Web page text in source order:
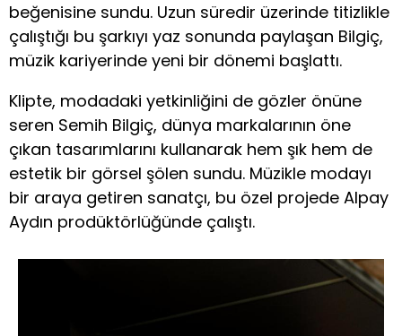
beğenisine sundu. Uzun süredir üzerinde titizlikle
çalıştığı bu şarkıyı yaz sonunda paylaşan Bilgiç,
müzik kariyerinde yeni bir dönemi başlattı.
Klipte, modadaki yetkinliğini de gözler önüne
seren Semih Bilgiç, dünya markalarının öne
çıkan tasarımlarını kullanarak hem şık hem de
estetik bir görsel şölen sundu. Müzikle modayı
bir araya getiren sanatçı, bu özel projede Alpay
Aydın prodüktörlüğünde çalıştı.